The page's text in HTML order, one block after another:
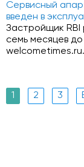
Сервисный
введен в
Застройщик RBI
семь месяцев
welcometimes.ru.
1 2 3